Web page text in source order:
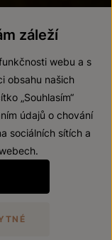
s.
mladším 18 let.
záleží
webu a s
obsahu našich
„Souhlasím“
údajů o chování
sociálních sítích a